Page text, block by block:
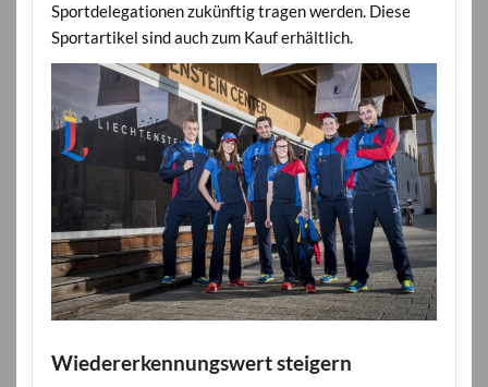
Sportdelegationen zukünftig tragen werden. Diese
Sportartikel sind auch zum Kauf erhältlich.
Wiedererkennungswert steigern